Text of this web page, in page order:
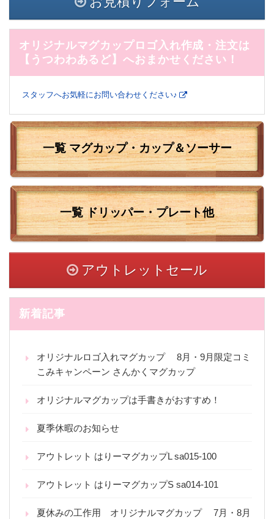
オリジナルマグカップロゴ入れ作成・注文は
【うつわわあるど】へおまかせください！
スタッフへお気軽にお問い合わせください♪
一覧 マグカップ・カップ＆ソーサー
一覧ドリッパー・プレート他
アウトレットセール
新着記事
オリジナルロゴ入れマグカップ 8月・9月限定コミ
こみキャンペーン さんかくマグカップ
オリジナルマグカップは手書きがおすすめ！
夏季休暇のお知らせ
アウトレット はりーマグカップL sa015-100
アウトレット はりーマグカップS sa014-101
夏休みの工作用 オリジナルマグカップ 7月・8月